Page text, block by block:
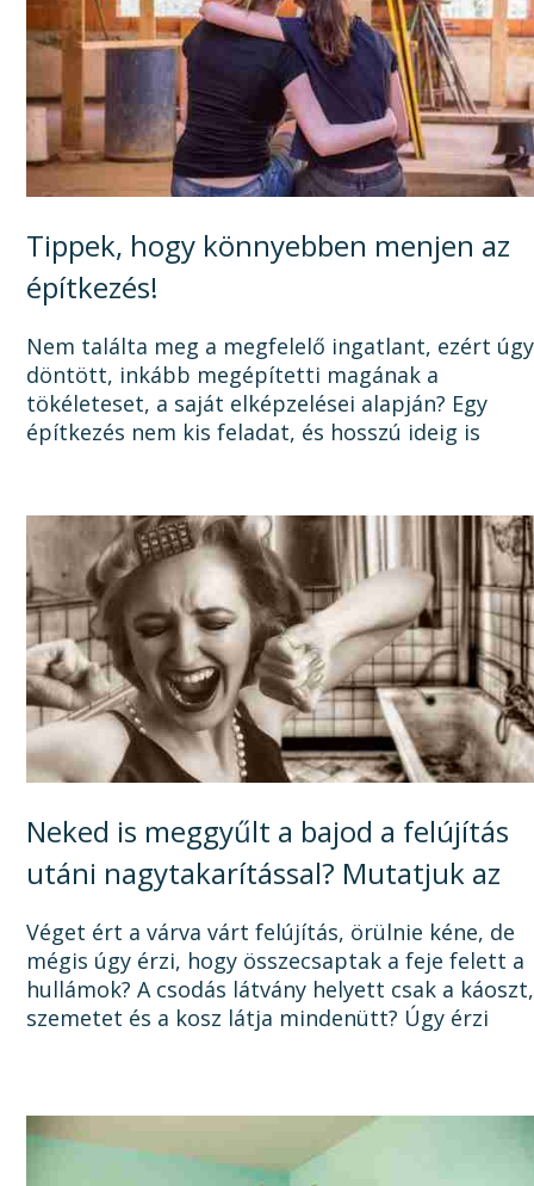
Tippek, hogy könnyebben menjen az
építkezés!
Nem találta meg a megfelelő ingatlant, ezért úgy
döntött, inkább megépítetti magának a
tökéleteset, a saját elképzelései alapján? Egy
építkezés nem kis feladat, és hosszú ideig is
Neked is meggyűlt a bajod a felújítás
utáni nagytakarítással? Mutatjuk az
okát, és a megoldást!
Véget ért a várva várt felújítás, örülnie kéne, de
mégis úgy érzi, hogy összecsaptak a feje felett a
hullámok? A csodás látvány helyett csak a káoszt,
szemetet és a kosz látja mindenütt? Úgy érzi